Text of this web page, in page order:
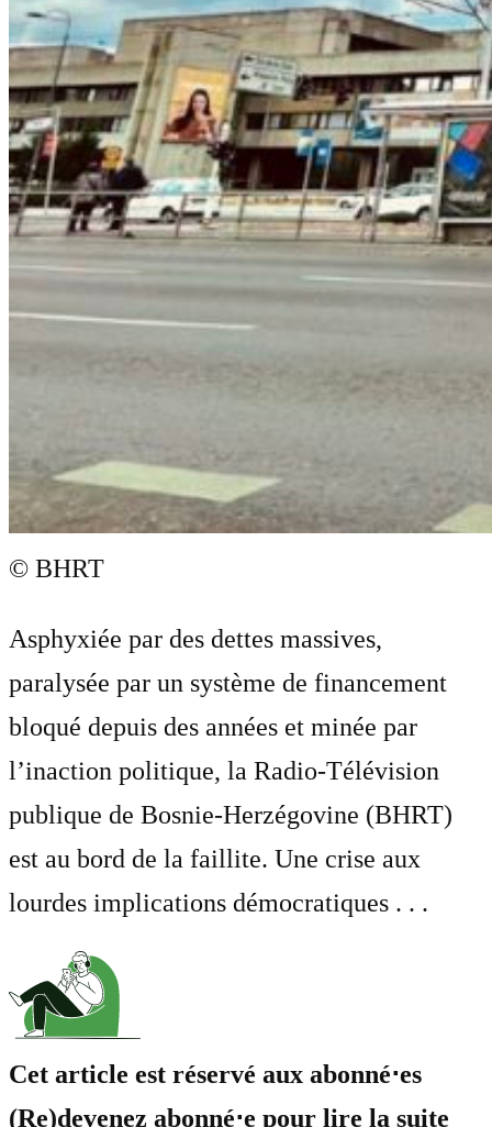
© BHRT
Asphyxiée par des dettes massives,
paralysée par un système de financement
bloqué depuis des années et minée par
l’inaction politique, la Radio-Télévision
publique de Bosnie-Herzégovine (BHRT)
est au bord de la faillite. Une crise aux
lourdes implications démocratiques . . .
Cet article est réservé aux abonné⋅es
(Re)devenez abonné⋅e pour lire la suite